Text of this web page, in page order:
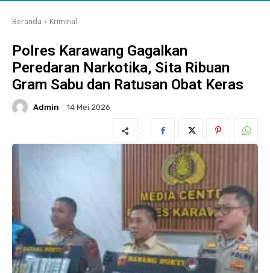
Beranda Kriminal
Polres Karawang Gagalkan
Peredaran Narkotika, Sita Ribuan
Gram Sabu dan Ratusan Obat Keras
Admin 14 Mei 2026